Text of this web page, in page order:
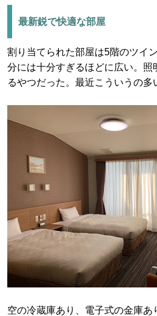
最新鋭で快適な部屋
割り当てられた部屋は5階のツイ
分には十分すぎるほどに広い。照
るやつだった。最近こういうの多
空の冷蔵庫あり、電子式の金庫